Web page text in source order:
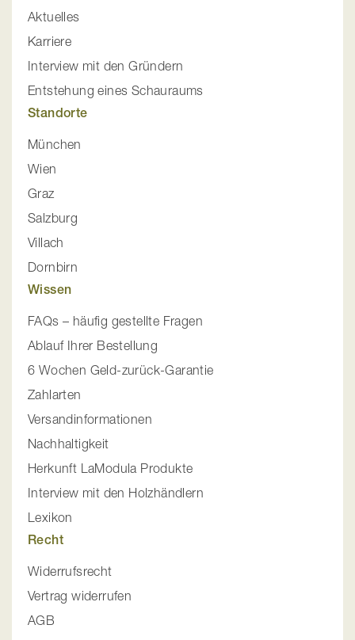
Aktuelles
Karriere
Interview mit den Gründern
Entstehung eines Schauraums
Standorte
München
Wien
Graz
Salzburg
Villach
Dornbirn
Wissen
FAQs – häufig gestellte Fragen
Ablauf Ihrer Bestellung
6 Wochen Geld-zurück-Garantie
Zahlarten
Versandinformationen
Nachhaltigkeit
Herkunft LaModula Produkte
Interview mit den Holzhändlern
Lexikon
Recht
Widerrufsrecht
Vertrag widerrufen
AGB